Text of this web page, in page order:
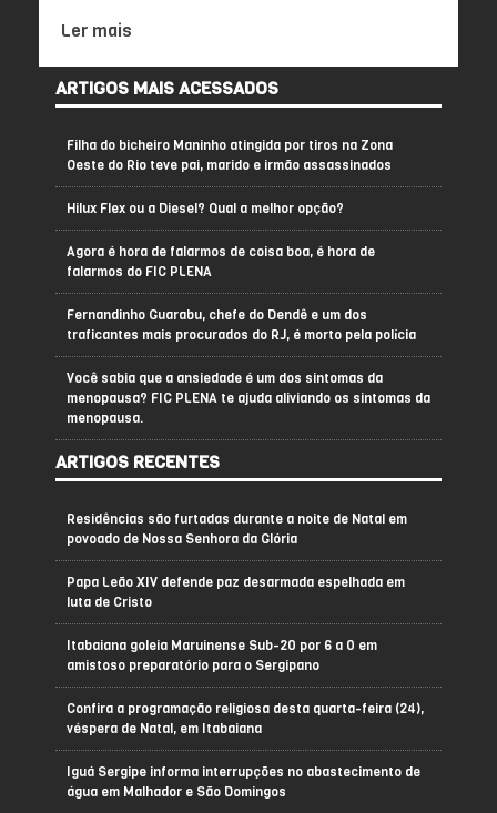
Ler mais
ARTIGOS MAIS ACESSADOS
Filha do bicheiro Maninho atingida por tiros na Zona
Oeste do Rio teve pai, marido e irmão assassinados
Hilux Flex ou a Diesel? Qual a melhor opção?
Agora é hora de falarmos de coisa boa, é hora de
falarmos do FIC PLENA
Fernandinho Guarabu, chefe do Dendê e um dos
traficantes mais procurados do RJ, é morto pela polícia
Você sabia que a ansiedade é um dos sintomas da
menopausa? FIC PLENA te ajuda aliviando os sintomas da
menopausa.
ARTIGOS RECENTES
Residências são furtadas durante a noite de Natal em
povoado de Nossa Senhora da Glória
Papa Leão XIV defende paz desarmada espelhada em
luta de Cristo
Itabaiana goleia Maruinense Sub-20 por 6 a 0 em
amistoso preparatório para o Sergipano
Confira a programação religiosa desta quarta-feira (24),
véspera de Natal, em Itabaiana
Iguá Sergipe informa interrupções no abastecimento de
água em Malhador e São Domingos